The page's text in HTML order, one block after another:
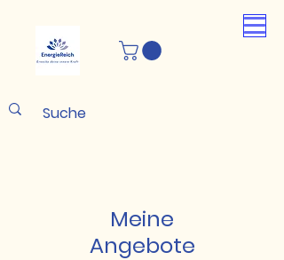
Meine
Angebote